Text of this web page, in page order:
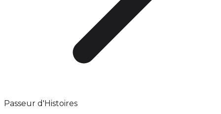
Passeur d'Histoires